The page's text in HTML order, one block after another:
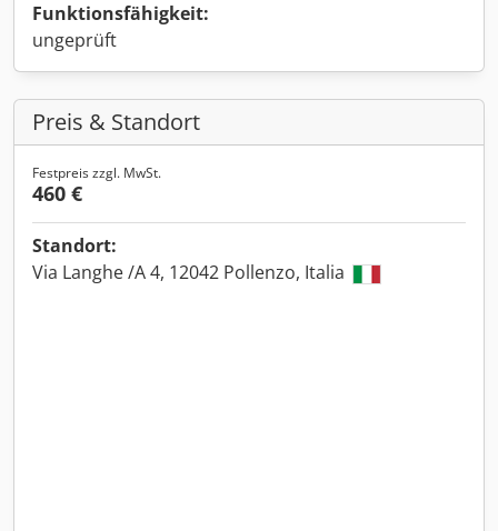
Funktionsfähigkeit:
ungeprüft
Preis & Standort
Festpreis zzgl. MwSt.
460 €
Standort:
Via Langhe /A 4, 12042 Pollenzo, Italia